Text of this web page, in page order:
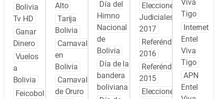
Bolivia
Tv HD
Ganar
Dinero
Vuelos
a
Bolivia
Feicobol
Alto
Tarija
Bolivia
Carnaval
en
Bolivia
Carnaval
de Oruro
Día del
Himno
Nacional
de
Bolivia
Día de la
bandera
boliviana
Elecciones
Judiciales
2017
Referéndum
2016
Referéndum
2015
Elecciones
Viva
Tigo
Internet
Entel
Viva
Tigo
APN
Entel